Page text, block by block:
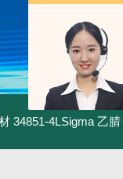
34851-4LSigma 乙